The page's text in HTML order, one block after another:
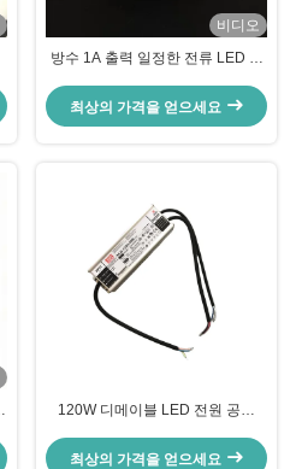
비디오
방수 1A 출력 일정한 전류 LED 드
최상의 가격을 얻으세요
120W 디메이블 LED 전원 공급
최상의 가격을 얻으세요